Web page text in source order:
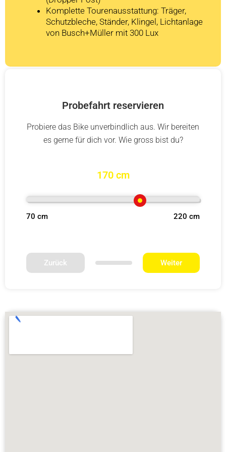
Komplette Tourenausstattung: Träger,
Schutzbleche, Ständer, Klingel, Lichtanlage
von Busch+Müller mit 300 Lux
Probefahrt reservieren
Probiere das Bike unverbindlich aus. Wir bereiten
es gerne für dich vor. Wie gross bist du?
170 cm
70 cm 220 cm
Zurück Weiter